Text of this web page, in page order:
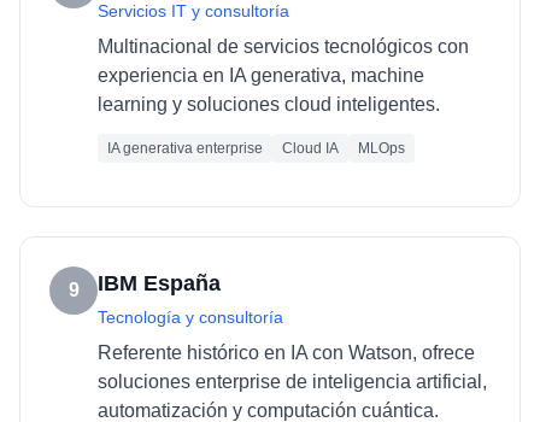
Servicios IT y consultoría
Multinacional de servicios tecnológicos con
experiencia en IA generativa, machine
learning y soluciones cloud inteligentes.
IA generativa enterprise Cloud IA MLOps
9 IBM España
Tecnología y consultoría
Referente histórico en IA con Watson, ofrece
soluciones enterprise de inteligencia artificial,
automatización y computación cuántica.